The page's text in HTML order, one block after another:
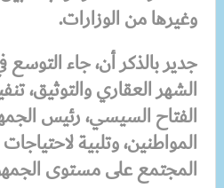
وغيرها من الوزارات.
جدير بالذكر أن، جاء
الشهر العقاري والتوثيق،
الفتاح السيسي، رئيس
المواطنين، وتلبية
المجتمع على مستوى